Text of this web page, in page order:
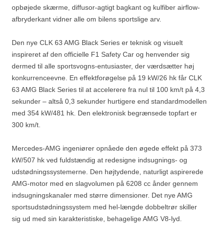
opbøjede skærme, diffusor-agtigt bagkant og kulfiber airflow-
afbryderkant vidner alle om bilens sportslige arv.
Den nye CLK 63 AMG Black Series er teknisk og visuelt
inspireret af den officielle F1 Safety Car og henvender sig
dermed til alle sportsvogns-entusiaster, der værdsætter høj
konkurrenceevne. En effektforøgelse på 19 kW/26 hk får CLK
63 AMG Black Series til at accelerere fra nul til 100 km/t på 4,3
sekunder – altså 0,3 sekunder hurtigere end standardmodellen
med 354 kW/481 hk. Den elektronisk begrænsede topfart er
300 km/t.
Mercedes-AMG ingeniører opnåede den øgede effekt på 373
kW/507 hk ved fuldstændig at redesigne indsugnings- og
udstødningssystemerne. Den højtydende, naturligt aspirerede
AMG-motor med en slagvolumen på 6208 cc ånder gennem
indsugningskanaler med større dimensioner. Det nye AMG
sportsudstødningssystem med hel-længde dobbeltrør skiller
sig ud med sin karakteristiske, behagelige AMG V8-lyd.